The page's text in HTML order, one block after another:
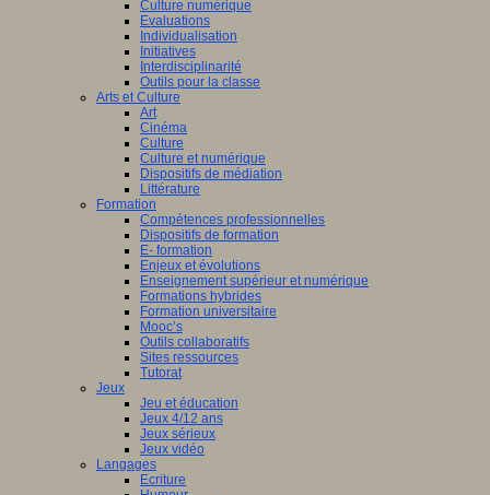
Culture numérique
Evaluations
Individualisation
Initiatives
Interdisciplinarité
Outils pour la classe
Arts et Culture
Art
Cinéma
Culture
Culture et numérique
Dispositifs de médiation
Littérature
Formation
Compétences professionnelles
Dispositifs de formation
E- formation
Enjeux et évolutions
Enseignement supérieur et numérique
Formations hybrides
Formation universitaire
Mooc’s
Outils collaboratifs
Sites ressources
Tutorat
Jeux
Jeu et éducation
Jeux 4/12 ans
Jeux sérieux
Jeux vidéo
Langages
Ecriture